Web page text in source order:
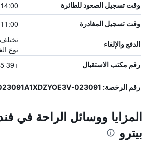
وقت تسجيل الصعود للطائرة 14:00
وقت تسجيل المغادرة 11:00
الدفع والإلغاء
نوع
رقم مكتب الاستقبال +39 045 582 600
رقم الرخصة: 023091-ALB-00060, IT023091A1XDZYOE3V
المزايا ووسائل الراحة في
بيترو